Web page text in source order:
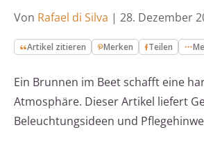
Von Rafael di Silva | 28. Dezember
Artikel zitieren Merken Teilen
Ein Brunnen im Beet schafft eine
Atmosphäre. Dieser Artikel liefert
Beleuchtungsideen und